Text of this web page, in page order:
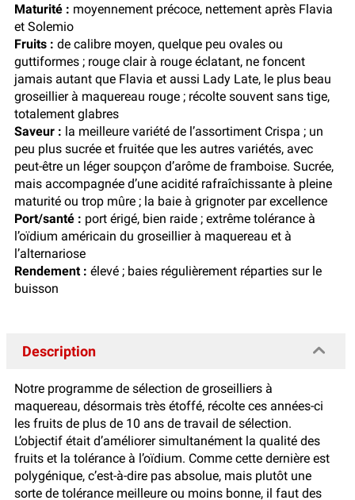
Maturité : moyennement précoce, nettement après Flavia
et Solemio
Fruits : de calibre moyen, quelque peu ovales ou
guttiformes ; rouge clair à rouge éclatant, ne foncent
jamais autant que Flavia et aussi Lady Late, le plus beau
groseillier à maquereau rouge ; récolte souvent sans tige,
totalement glabres
Saveur : la meilleure variété de l’assortiment Crispa ; un
peu plus sucrée et fruitée que les autres variétés, avec
peut-être un léger soupçon d’arôme de framboise. Sucrée,
mais accompagnée d’une acidité rafraîchissante à pleine
maturité ou trop mûre ; la baie à grignoter par excellence
Port/santé : port érigé, bien raide ; extrême tolérance à
l’oïdium américain du groseillier à maquereau et à
l’alternariose
Rendement : élevé ; baies régulièrement réparties sur le
buisson
Description
Notre programme de sélection de groseilliers à
maquereau, désormais très étoffé, récolte ces années-ci
les fruits de plus de 10 ans de travail de sélection.
L’objectif était d’améliorer simultanément la qualité des
fruits et la tolérance à l’oïdium. Comme cette dernière est
polygénique, c’est-à-dire pas absolue, mais plutôt une
sorte de tolérance meilleure ou moins bonne, il faut des